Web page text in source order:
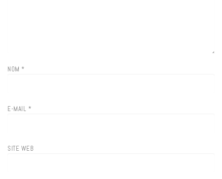
NOM *
E-MAIL *
SITE WEB